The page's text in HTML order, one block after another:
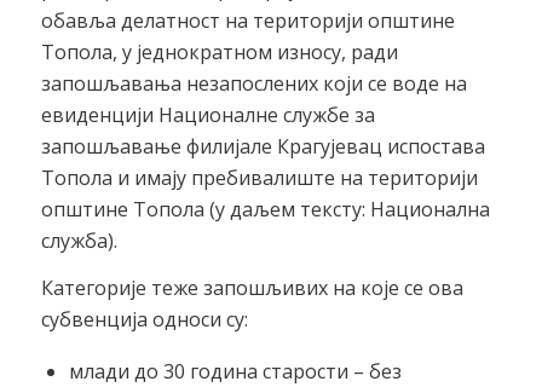
обавља делатност на територији општине
Топола, у једнократном износу, ради
запошљавања незапослених који се воде на
евиденцији Националне службе за
запошљавање филијале Крагујевац испостава
Топола и имају пребивалиште на територији
општине Топола (у даљем тексту: Национална
служба).
Категорије теже запошљивих на којe се ова
субвенција односи су:
млади до 30 година старости – без